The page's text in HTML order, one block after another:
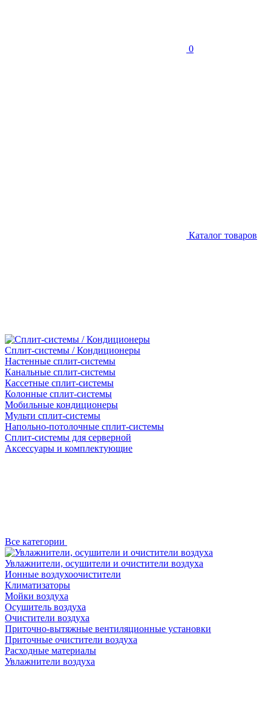
0
Каталог товаров
Сплит-системы / Кондиционеры
Настенные сплит-системы
Канальные сплит-системы
Кассетные сплит-системы
Колонные сплит-системы
Мобильные кондиционеры
Мульти сплит-системы
Напольно-потолочные сплит-системы
Сплит-системы для серверной
Аксессуары и комплектующие
Все категории
Увлажнители, осушители и очистители воздуха
Ионные воздухоочистители
Климатизаторы
Мойки воздуха
Осушитель воздуха
Очистители воздуха
Приточно-вытяжные вентиляционные установки
Приточные очистители воздуха
Расходные материалы
Увлажнители воздуха